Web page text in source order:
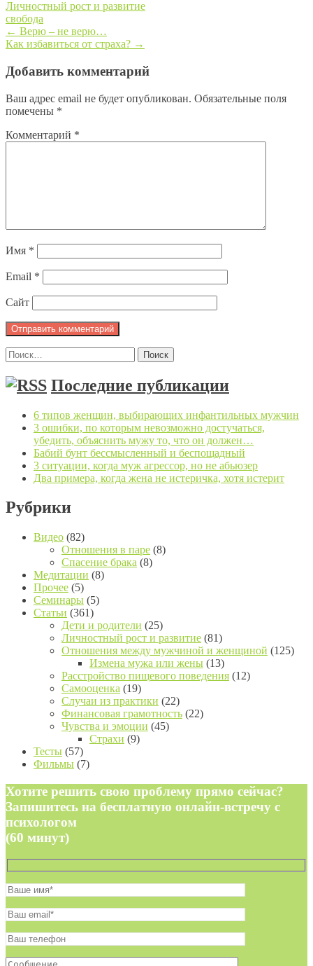
Личностный рост и развитие
свобода
Post navigation
← Верю – не верю…
Как избавиться от страха? →
Добавить комментарий
Ваш адрес email не будет опубликован. Обязательные поля
помечены *
Комментарий *
Имя *
Email *
Сайт
Найти:
Последние публикации
6 типов женщин, выбирающих инфантильных мужчин
3 ошибки, по которым невозможно достучаться,
убедить, объяснить мужу то, что он должен…
Бабий бунт бессмысленный и беспощадный
3 ситуации, когда муж агрессор, но не абьюзер
Два примера, когда жена не истеричка, хотя истерит
Рубрики
Видео (82)
Отношения в паре (8)
Спасение брака (8)
Медитации (8)
Прочее (5)
Семинары (5)
Статьи (361)
Дети и родители (25)
Личностный рост и развитие (81)
Отношения между мужчиной и женщиной (125)
Измена мужа или жены (13)
Расстройство пищевого поведения (12)
Самооценка (19)
Случаи из практики (22)
Финансовая грамотность (22)
Чувства и эмоции (45)
Страхи (9)
Тесты (57)
Фильмы (7)
Хотите решить свою проблему прямо сейчас?
Запишитесь на бесплатную онлайн-встречу с
психологом
(60 минут)